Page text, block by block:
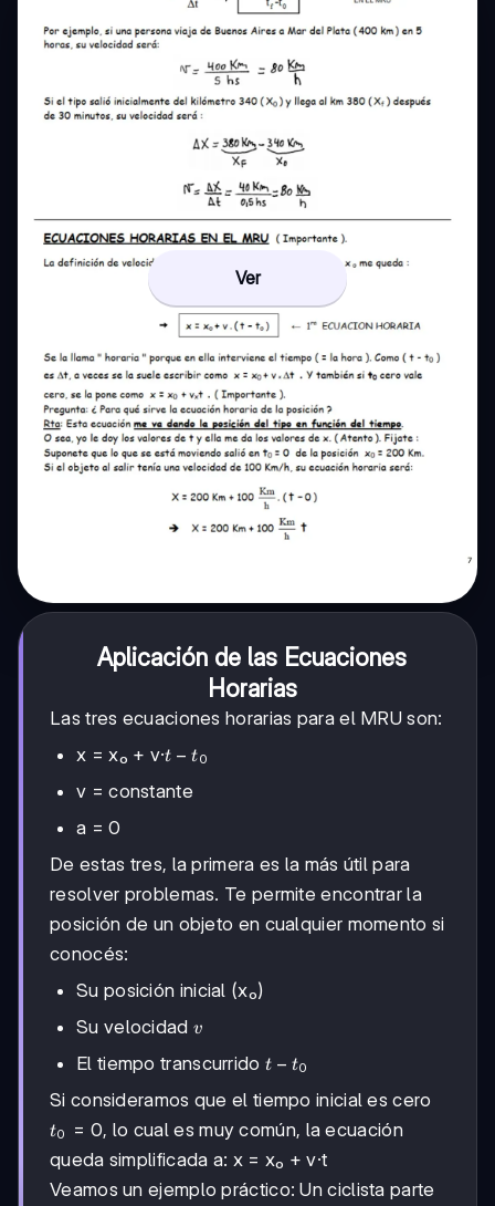
Ver
Aplicación de las Ecuaciones
Horarias
Las tres ecuaciones horarias para el MRU son:
x = x₀ + v·t
t₀
t − t0
v = constante
a = 0
De estas tres, la primera es la más útil para
resolver problemas. Te permite encontrar la
posición de un objeto en cualquier momento si
conocés:
Su posición inicial (x₀)
Su velocidad v
v
El tiempo transcurrido t
t₀
t − t0
Si consideramos que el tiempo inicial es cero
t₀
=
0
t0 = 0, lo cual es muy común, la ecuación
queda simplificada a: x = x₀ + v·t
Veamos un ejemplo práctico: Un ciclista parte